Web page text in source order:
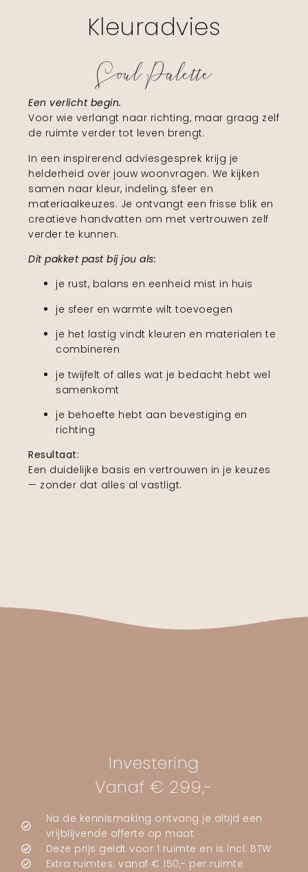
Kleuradvies
Soul Palette
Een verlicht begin.
Voor wie verlangt naar richting, maar graag zelf
de ruimte verder tot leven brengt.
In een inspirerend adviesgesprek krijg je
helderheid over jouw woonvragen. We kijken
samen naar kleur, indeling, sfeer en
materiaalkeuzes. Je ontvangt een frisse blik en
creatieve handvatten om met vertrouwen zelf
verder te kunnen.
Dit pakket past bij jou als:
je rust, balans en eenheid mist in huis
je sfeer en warmte wilt toevoegen
je het lastig vindt kleuren en materialen te
combineren
je twijfelt of alles wat je bedacht hebt wel
samenkomt
je behoefte hebt aan bevestiging en
richting
Resultaat:
Een duidelijke basis en vertrouwen in je keuzes
— zonder dat alles al vastligt.
Investering
Vanaf € 299,-
Na de kennismaking ontvang je altijd een
vrijblijvende offerte op maat
Deze prijs geldt voor 1 ruimte en is incl. BTW
Extra ruimtes: vanaf € 150,- per ruimte